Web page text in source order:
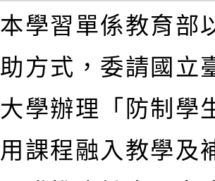
本學習單係教育部
助方式，委請國立
大學辦理「防制學
用課程融入教學及